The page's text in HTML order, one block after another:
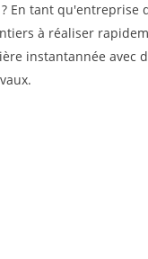
En tant
à réaliser
instantannée avec